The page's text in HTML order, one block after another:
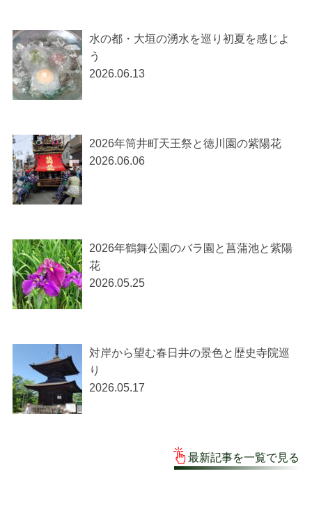
水の都・大垣の湧水を巡り初夏を感じよ
う
2026.06.13
2026年筒井町天王祭と徳川園の紫陽花
2026.06.06
2026年鶴舞公園のバラ園と菖蒲池と紫陽
花
2026.05.25
対岸から望む春日井の景色と歴史寺院巡
り
2026.05.17
最新記事を一覧で見る